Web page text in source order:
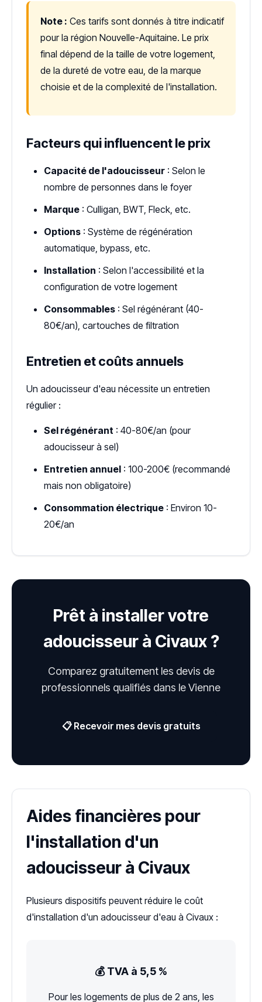
Note : Ces tarifs sont donnés à titre indicatif
pour la région Nouvelle-Aquitaine. Le prix
final dépend de la taille de votre logement,
de la dureté de votre eau, de la marque
choisie et de la complexité de l'installation.
Facteurs qui influencent le prix
Capacité de l'adoucisseur : Selon le
nombre de personnes dans le foyer
Marque : Culligan, BWT, Fleck, etc.
Options : Système de régénération
automatique, bypass, etc.
Installation : Selon l'accessibilité et la
configuration de votre logement
Consommables : Sel régénérant (40-
80€/an), cartouches de filtration
Entretien et coûts annuels
Un adoucisseur d'eau nécessite un entretien
régulier :
Sel régénérant : 40-80€/an (pour
adoucisseur à sel)
Entretien annuel : 100-200€ (recommandé
mais non obligatoire)
Consommation électrique : Environ 10-
20€/an
Prêt à installer votre
adoucisseur à Civaux ?
Comparez gratuitement les devis de
professionnels qualifiés dans le Vienne
📋 Recevoir mes devis gratuits
Aides financières pour
l'installation d'un
adoucisseur à Civaux
Plusieurs dispositifs peuvent réduire le coût
d'installation d'un adoucisseur d'eau à Civaux :
💰 TVA à 5,5 %
Pour les logements de plus de 2 ans, les